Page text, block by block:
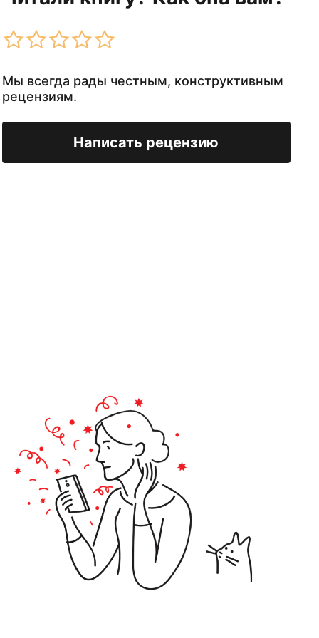
Мы всегда рады честным, конструктивным
рецензиям.
Написать рецензию